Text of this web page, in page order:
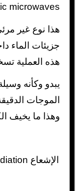
microwaves.
هذا نوع غير
جزيئات الماء
هذه العملية
يبدو وكأنه
الموجات
وهذا ما يخيف